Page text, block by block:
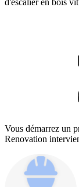
d'escalier en bois
Vous démarrez un
Renovation